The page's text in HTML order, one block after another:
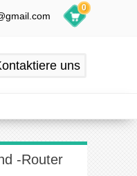
0
uns
-Router